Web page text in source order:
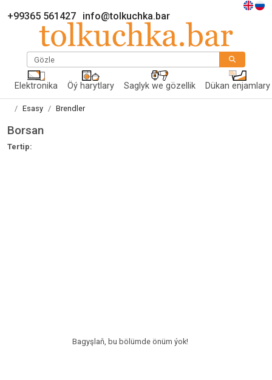
+99365 561427 info@tolkuchka.bar
Gözle
Elektronika Öý harytlary Saglyk we gözellik Dükan enjamlary
Esasy Brendler
Borsan
Tertip:
Bagyşlaň, bu bölümde önüm ýok!